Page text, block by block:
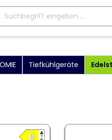
Tiefkühlgeräte